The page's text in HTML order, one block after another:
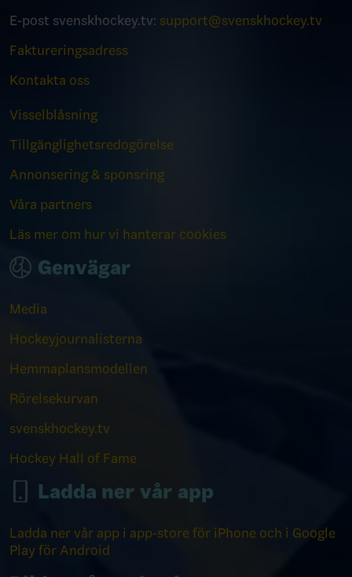
E-post svenskhockey.tv: support@svenskhockey.tv
Faktureringsadress
Kontakta oss
Visselblåsning
Tillgänglighetsredogörelse
Annonsering & sponsring
Våra partners
Läs mer om hur vi hanterar cookies
Genvägar
Media
Hockeyjournalisterna
Hemmaplansmodellen
Rörelsekurvan
svenskhockey.tv
Hockey Hall of Fame
Ladda ner vår app
Ladda ner vår app i app-store för iPhone och i Google
Play för Android